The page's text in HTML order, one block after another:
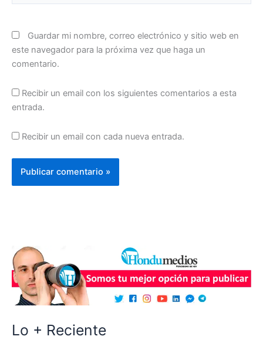
Guardar mi nombre, correo electrónico y sitio web en
este navegador para la próxima vez que haga un
comentario.
Recibir un email con los siguientes comentarios a esta
entrada.
Recibir un email con cada nueva entrada.
Lo + Reciente